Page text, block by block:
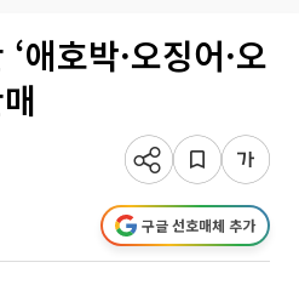
애호박·오징어·오
구글 선호매체 추가